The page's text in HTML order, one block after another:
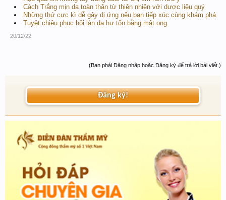
Cách Trắng mịn da toàn thân từ thiên nhiên với dược liệu quý
Những thứ cực kì dễ gây dị ứng nếu bạn tiếp xúc cùng khám phá
Tuyệt chiêu phục hồi làn da hư tổn bằng mật ong
20/12/22
(Bạn phải Đăng nhập hoặc Đăng ký để trả lời bài viết.)
Đăng ký!